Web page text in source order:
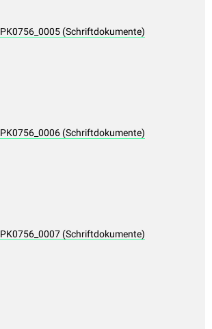
PK0756_0005 (Schriftdokumente)
PK0756_0006 (Schriftdokumente)
PK0756_0007 (Schriftdokumente)